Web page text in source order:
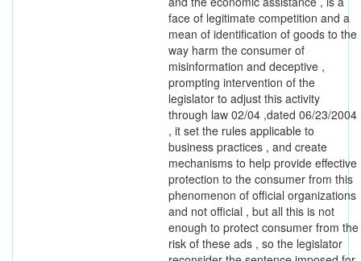
face of legitimate competition and a
mean of identification of goods to the
way harm the consumer of
misinformation and deceptive ,
prompting intervention of the
legislator to adjust this activity
through law 02/04 ,dated 06/23/2004
, it set the rules applicable to
business practices , and create
mechanisms to help provide effective
protection to the consumer from this
phenomenon of official organizations
and not official , but all this is not
enough to protect consumer from the
risk of these ads , so the legislator